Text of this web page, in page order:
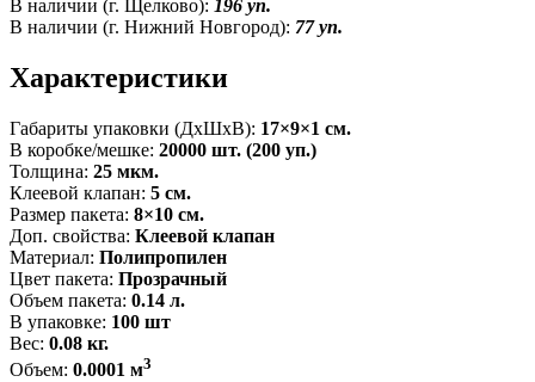
В наличии (г. Щелково): 196 уп.
В наличии (г. Нижний Новгород): 77 уп.
Характеристики
Габариты упаковки (ДxШxВ): 17×9×1 см.
В коробке/мешке: 20000 шт. (200 уп.)
Толщина: 25 мкм.
Клеевой клапан: 5 см.
Размер пакета: 8×10 см.
Доп. свойства: Клеевой клапан
Материал: Полипропилен
Цвет пакета: Прозрачный
Объем пакета: 0.14 л.
В упаковке: 100 шт
Вес: 0.08 кг.
Объем: 0.0001 м3